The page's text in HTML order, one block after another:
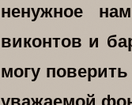
ненужное
виконтов и
могу